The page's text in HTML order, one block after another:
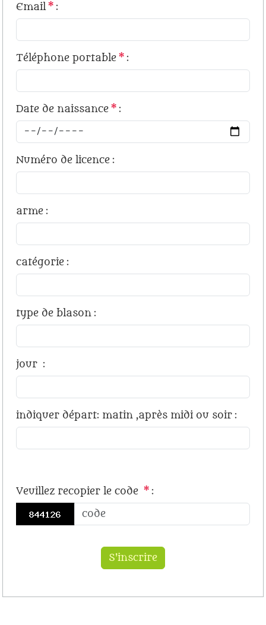
Email* :
Téléphone portable * :
Date de naissance * :
Numéro de licence :
arme :
catégorie :
type de blason :
jour :
indiquer départ: matin ,après midi ou soir :
Veuillez recopier le code * :